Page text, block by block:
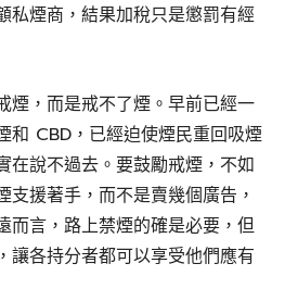
私煙商，結果加稅只是懲罰有經
煙，而是戒不了煙。早前已經一
和 CBD，已經迫使煙民重回吸煙
在說不過去。要鼓勵戒煙，不如
支援著手，而不是賣幾個廣告，
而言，路上禁煙的確是必要，但
讓各持分者都可以享受他們應有